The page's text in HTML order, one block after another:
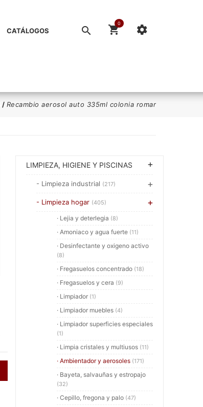
0
CATÁLOGOS
/ Recambio aerosol auto 335ml colonia romar
LIMPIEZA, HIGIENE Y PISCINAS
- Limpieza industrial (217)
- Limpieza hogar (405)
· Lejia y deterlegia (8)
· Amoniaco y agua fuerte (11)
· Desinfectante y oxigeno activo
(8)
· Fregasuelos concentrado (18)
· Fregasuelos y cera (9)
· Limpiador (1)
· Limpiador muebles (4)
· Limpiador superficies especiales
(1)
· Limpia cristales y multiusos (11)
· Ambientador y aerosoles (171)
· Bayeta, salvauñas y estropajo
(32)
· Cepillo, fregona y palo (47)